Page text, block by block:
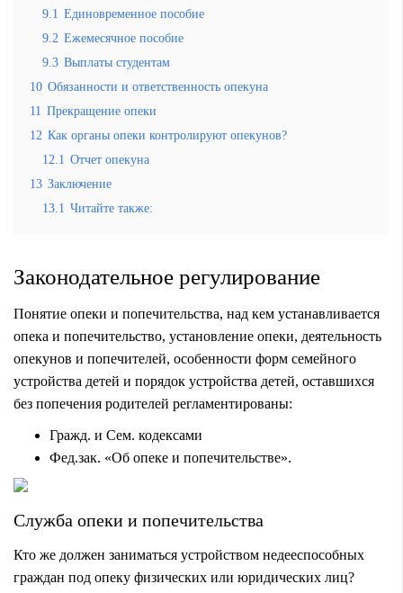
9.1 Единовременное пособие
9.2 Ежемесячное пособие
9.3 Выплаты студентам
10 Обязанности и ответственность опекуна
11 Прекращение опеки
12 Как органы опеки контролируют опекунов?
12.1 Отчет опекуна
13 Заключение
13.1 Читайте также:
Законодательное регулирование
Понятие опеки и попечительства, над кем устанавливается
опека и попечительство, установление опеки, деятельность
опекунов и попечителей, особенности форм семейного
устройства детей и порядок устройства детей, оставшихся
без попечения родителей регламентированы:
Гражд. и Сем. кодексами
Фед.зак. «Об опеке и попечительстве».
Служба опеки и попечительства
Кто же должен заниматься устройством недееспособных
граждан под опеку физических или юридических лиц?